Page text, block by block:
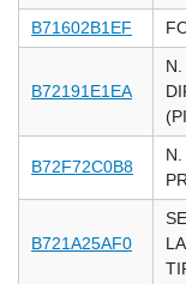
B71602B1EF
B72191E1EA
B72F72C0B8
B721A25AF0